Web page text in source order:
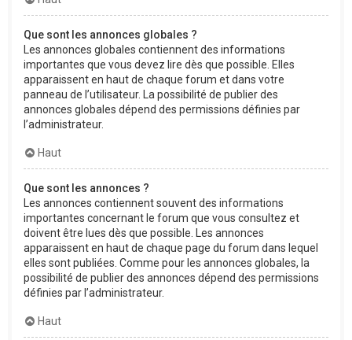
Que sont les annonces globales ?
Les annonces globales contiennent des informations
importantes que vous devez lire dès que possible. Elles
apparaissent en haut de chaque forum et dans votre
panneau de l’utilisateur. La possibilité de publier des
annonces globales dépend des permissions définies par
l’administrateur.
Haut
Que sont les annonces ?
Les annonces contiennent souvent des informations
importantes concernant le forum que vous consultez et
doivent être lues dès que possible. Les annonces
apparaissent en haut de chaque page du forum dans lequel
elles sont publiées. Comme pour les annonces globales, la
possibilité de publier des annonces dépend des permissions
définies par l’administrateur.
Haut